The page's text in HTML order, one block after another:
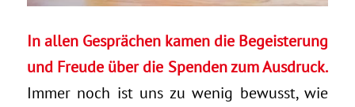
In allen Gesprächen kamen die Begeisterung
und Freude über die Spenden zum Ausdruck.
Immer noch ist uns zu wenig bewusst, wie